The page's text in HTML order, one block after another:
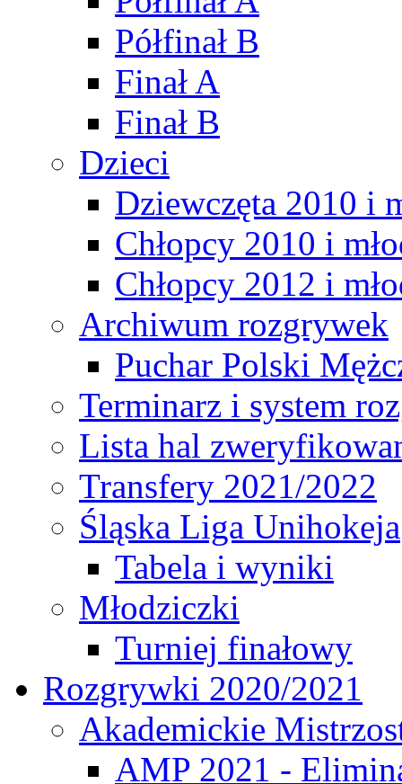
Półfinał B
Finał A
Finał B
Dzieci
Dziewczęta 2010 i
Chłopcy 2010 i
Chłopcy 2012 i
Archiwum rozgrywek
Puchar Polski
Terminarz i system
Lista hal
Transfery 2021/2022
Śląska Liga Unihokeja
Tabela i wyniki
Młodziczki
Turniej finałowy
Rozgrywki 2020/2021
Akademickie
AMP 2021 -